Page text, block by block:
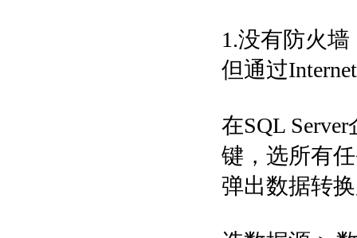
1.没有防火
但通过
在SQL
键，选所有
弹出数据转